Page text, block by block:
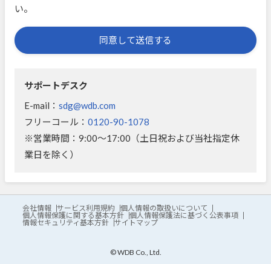
い。
同意して送信する
サポートデスク
E-mail： sdg@wdb.com
フリーコール： 0120-90-1078
※営業時間：9:00～17:00（土日祝および当社指定休
業日を除く）
会社情報 サービス利用規約
個人情報の取扱いについて
個人情報保護に関する基本方針
個人情報保護法に基づく公表事項
情報セキュリティ基本方針
サイトマップ
© WDB Co., Ltd.